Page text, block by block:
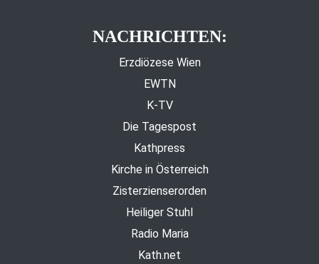
NACHRICHTEN:
Erzdiözese Wien
EWTN
K-TV
Die Tagespost
Kathpress
Kirche in Österreich
Zisterzienserorden
Heiliger Stuhl
Radio Maria
Kath.net